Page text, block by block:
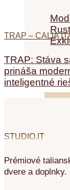
TRAP – CALIA
TRAP: Stáva
prináša
inteligentné
STUDIO.IT
Prémiové
dvere a doplnky.